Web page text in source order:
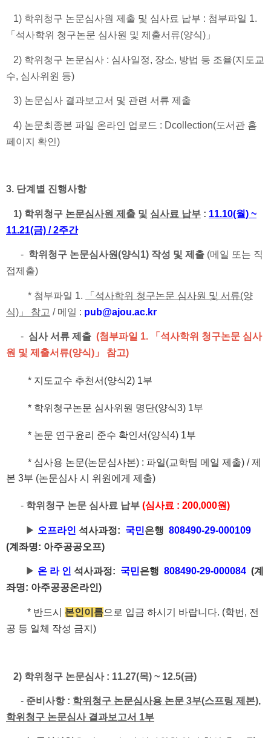
1) 학위청구 논문심사원 제출 및 심사료 납부 : 첨부파일 1.
「석사학위 청구논문 심사원 및 제출서류(양식)」
2) 학위청구 논문심사 : 심사일정, 장소, 방법 등 조율(지도교
수, 심사위원 등)
3) 논문심사 결과보고서 및 관련 서류 제출
4) 논문최종본 파일 온라인 업로드 : Dcollection(도서관 홈
페이지 확인)
3. 단계별 진행사항
1) 학위청구 논문심사원 제출 및 심사료 납부 : 11.10(월) ~
11.21(금) / 2주간
- 학위청구 논문심사원(양식1) 작성 및 제출 (메일 또는 직
접제출)
* 첨부파일 1.
「석사학위 청구논문 심사원 및 서류(양
식)」 참고 / 메일 : pub@ajou.ac.kr
- 심사 서류 제출 (첨부파일 1. 「석사학위 청구논문 심사
원 및 제출서류(양식)」 참고)
* 지도교수 추천서(양식2) 1부
* 학위청구논문 심사위원 명단(양식3) 1부
* 논문 연구윤리 준수 확인서(양식4) 1부
* 심사용 논문(논문심사본) : 파일(교학팀 메일 제출) / 제
본 3부 (논문심사 시 위원에게 제출)
- 학위청구 논문 심사료 납부 (심사료 : 200,000원)
▶ 오프라인 석사과정: 국민은행 808490-29-000109
(계좌명: 아주공공오프)
▶ 온 라 인 석사과정: 국민은행 808490-29-000084 (계
좌명: 아주공공온라인)
* 반드시 본인이름으로 입금 하시기 바랍니다. (학번, 전
공 등 일체 작성 금지)
2) 학위청구 논문심사 : 11.27(목) ~ 12.5(금)
- 준비사항 : 학위청구 논문심사용 논문 3부(스프링 제본),
학위청구 논문심사 결과보고서 1부